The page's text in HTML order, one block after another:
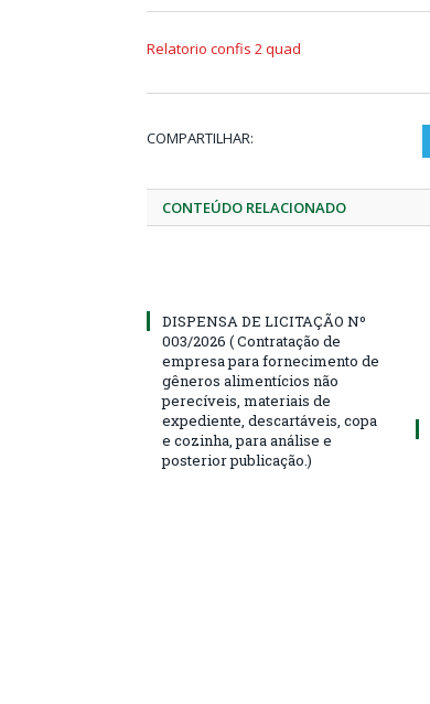
Relatorio confis 2 quad
COMPARTILHAR:
CONTEÚDO RELACIONADO
DISPENSA DE LICITAÇÃO Nº
003/2026 ( Contratação de
empresa para fornecimento de
gêneros alimentícios não
perecíveis, materiais de
expediente, descartáveis, copa
e cozinha, para análise e
posterior publicação.)